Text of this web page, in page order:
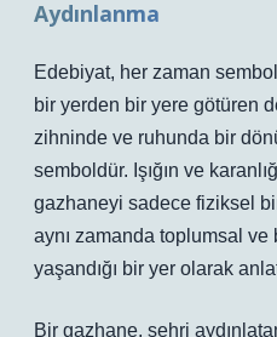
Aydınlanma
Edebiyat, her zaman
bir yerden bir yere götüren
zihninde ve ruhunda bir
semboldür. Işığın ve
gazhaneyi sadece fiziksel
aynı zamanda toplumsal
yaşandığı bir yer olarak
Bir gazhane, şehri